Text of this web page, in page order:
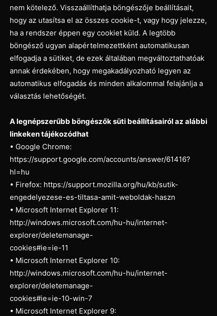
nem kötelező. Visszaállíthatja böngészője beállításait,
hogy az utasítsa el az összes cookie-t, vagy hogy jelezze,
ha a rendszer éppen egy cookiet küld. A legtöbb
böngésző ugyan alapértelmezettként automatikusan
elfogadja a sütiket, de ezek általában megváltoztathatóak
annak érdekében, hogy megakadályozható legyen az
automatikus elfogadás és minden alkalommal felajánlja a
választás lehetőségét.
A legnépszerűbb böngészők süti beállításairól az alábbi
linkeken tájékozódhat
• Google Chrome:
https://support.google.com/accounts/answer/61416?
hl=hu
• Firefox: https://support.mozilla.org/hu/kb/sutik-
engedelyezese-es-tiltasa-amit-weboldak-haszn
• Microsoft Internet Explorer 11:
http://windows.microsoft.com/hu-hu/internet-
explorer/deletemanage-
cookies#ie=ie-11
• Microsoft Internet Explorer 10:
http://windows.microsoft.com/hu-hu/internet-
explorer/deletemanage-
cookies#ie=ie-10-win-7
• Microsoft Internet Explorer 9: